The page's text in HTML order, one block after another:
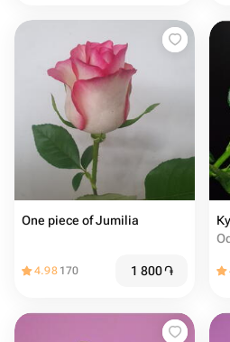
One piece of Jumilia
4.98 170 1 800֏